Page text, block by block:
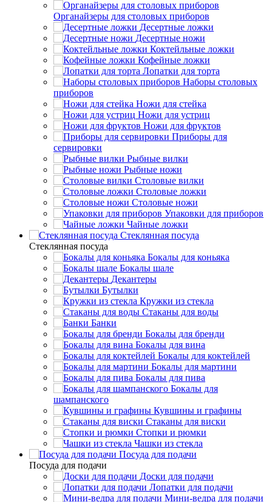
Органайзеры для столовых приборов
Десертные ложки
Десертные ножи
Коктейльные ложки
Кофейные ложки
Лопатки для торта
Наборы столовых
приборов
Ножи для стейка
Ножи для устриц
Ножи для фруктов
Приборы для
сервировки
Рыбные вилки
Рыбные ножи
Столовые вилки
Столовые ложки
Столовые ножи
Упаковки для приборов
Чайные ложки
Стеклянная посуда
Стеклянная посуда
Бокалы для коньяка
Бокалы шале
Декантеры
Бутылки
Кружки из стекла
Стаканы для воды
Банки
Бокалы для бренди
Бокалы для вина
Бокалы для коктейлей
Бокалы для мартини
Бокалы для пива
Бокалы для
шампанского
Кувшины и графины
Стаканы для виски
Стопки и рюмки
Чашки из стекла
Посуда для подачи
Посуда для подачи
Доски для подачи
Лопатки для подачи
Мини-ведра для подачи